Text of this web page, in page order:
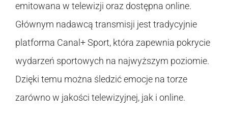
emitowana w telewizji oraz dostępna online.
Głównym nadawcą transmisji jest tradycyjnie
platforma Canal+ Sport, która zapewnia pokrycie
wydarzeń sportowych na najwyższym poziomie.
Dzięki temu można śledzić emocje na torze
zarówno w jakości telewizyjnej, jak i online.